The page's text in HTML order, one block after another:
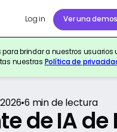
Log in Ver una
brindar a nuestros usuarios
nuestras Política de
•6 min de lectura
de IA